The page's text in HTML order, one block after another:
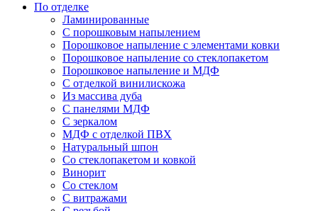
По отделке
Ламинированные
С порошковым напылением
Порошковое напыление с элементами ковки
Порошковое напыление со стеклопакетом
Порошковое напыление и МДФ
С отделкой винилискожа
Из массива дуба
С панелями МДФ
С зеркалом
МДФ с отделкой ПВХ
Натуральный шпон
Со стеклопакетом и ковкой
Винорит
Со стеклом
С витражами